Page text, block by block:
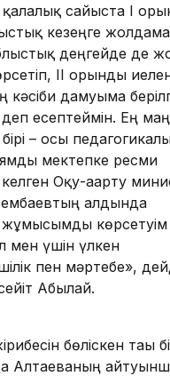
сайыс­та І
кезеңге жолдама
деңгейде де
ІІ орынды
кәсіби дамуыма
деп есептеймін. Ең
– осы
мектепке ресми
Оқу-ағарту
алдында
көрсетуім
мен үшін үлкен
пен мәртебе»,
Абылай.
бөліскен тағы
Алтае­ваның